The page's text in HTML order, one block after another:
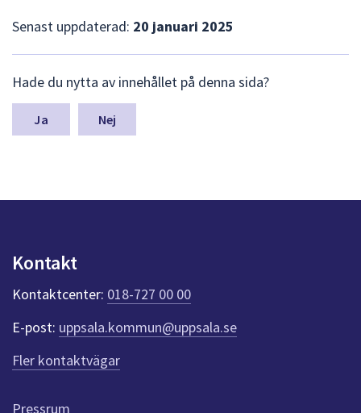
Senast uppdaterad: 20 januari 2025
ä
m
a
p
k
t
e
f
r
d
n
Hade du nytta av innehållet på denna sida?
Nej
Kontakt
Kontaktcenter: 018-727 00 00
E-post: uppsala.kommun@uppsala.se
Fler kontaktvägar
Pressrum